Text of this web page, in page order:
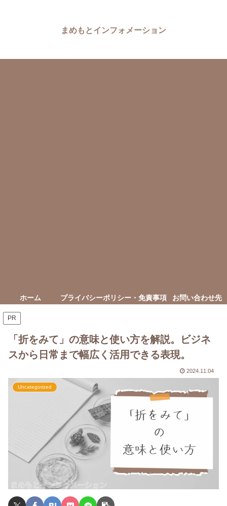
まめもとインフォメーション
ホーム プライバシーポリシー・免責事項 お問い合わせ先
PR
「折をみて」の意味と使い方を解説。ビジネ
スから日常まで幅広く活用できる表現。
2024.11.04
Uncategorized